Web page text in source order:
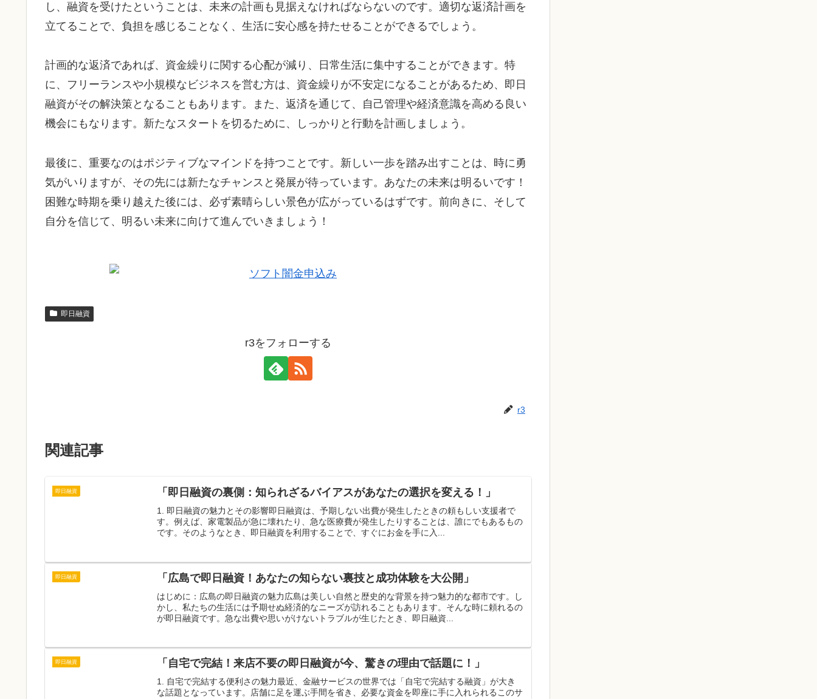
し、融資を受けたということは、未来の計画も見据えなければならないのです。適切な返済計画を
立てることで、負担を感じることなく、生活に安心感を持たせることができるでしょう。
計画的な返済であれば、資金繰りに関する心配が減り、日常生活に集中することができます。特
に、フリーランスや小規模なビジネスを営む方は、資金繰りが不安定になることがあるため、即日
融資がその解決策となることもあります。また、返済を通じて、自己管理や経済意識を高める良い
機会にもなります。新たなスタートを切るために、しっかりと行動を計画しましょう。
最後に、重要なのはポジティブなマインドを持つことです。新しい一歩を踏み出すことは、時に勇
気がいりますが、その先には新たなチャンスと発展が待っています。あなたの未来は明るいです！
困難な時期を乗り越えた後には、必ず素晴らしい景色が広がっているはずです。前向きに、そして
自分を信じて、明るい未来に向けて進んでいきましょう！
即日融資
r3をフォローする
r3
関連記事
即日融資 「即日融資の裏側：知られざるバイアスがあなたの選択を変える！」
1. 即日融資の魅力とその影響即日融資は、予期しない出費が発生したときの頼もしい支援者で
す。例えば、家電製品が急に壊れたり、急な医療費が発生したりすることは、誰にでもあるもの
です。そのようなとき、即日融資を利用することで、すぐにお金を手に入...
即日融資 「広島で即日融資！あなたの知らない裏技と成功体験を大公開」
はじめに：広島の即日融資の魅力広島は美しい自然と歴史的な背景を持つ魅力的な都市です。し
かし、私たちの生活には予期せぬ経済的なニーズが訪れることもあります。そんな時に頼れるの
が即日融資です。急な出費や思いがけないトラブルが生じたとき、即日融資...
即日融資 「自宅で完結！来店不要の即日融資が今、驚きの理由で話題に！」
1. 自宅で完結する便利さの魅力最近、金融サービスの世界では「自宅で完結する融資」が大き
な話題となっています。店舗に足を運ぶ手間を省き、必要な資金を即座に手に入れられるこのサ